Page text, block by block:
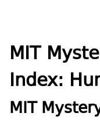
MIT
Index:
MIT